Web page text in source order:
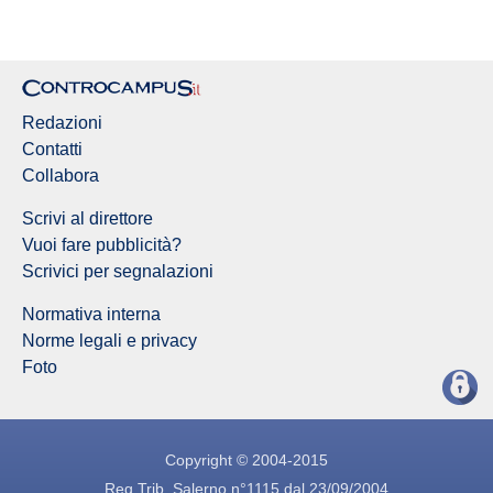
Redazioni
Contatti
Collabora
Scrivi al direttore
Vuoi fare pubblicità?
Scrivici per segnalazioni
Normativa interna
Norme legali e privacy
Foto
Copyright © 2004-2015
Reg.Trib. Salerno n°1115 dal 23/09/2004